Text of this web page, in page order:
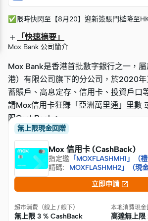
✅限時快閃至【8月20】迎新簽賬門檻降至
「快速摘要」
Mox Bank 公司簡介
Mox Bank是香港首批數字銀行之一，
港）有限公司旗下的分公司，於2020
蓄賬戶、高息定存、信用卡、投資戶口
請Mox信用卡狂賺「亞洲萬里通」里數
限CashBack。
無上限現金回贈
Mox 信用卡 (CashBack)
指定邀
請碼:
「MOXFLASHMH1」（
MOXFLASHMH2」（現金
立即申請 
超市消費（線上 / 線下）
無上限 3 % CashBack
本地消費現金
高達無上限